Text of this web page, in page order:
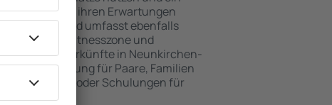
das ihren Erwartungen
Standard umfasst ebenfalls
SPA oder Fitnesszone und
besten Unterkünfte in Neunkirchen-
Lösung für Paare, Familien
reisen oder Schulungen für
möchten.